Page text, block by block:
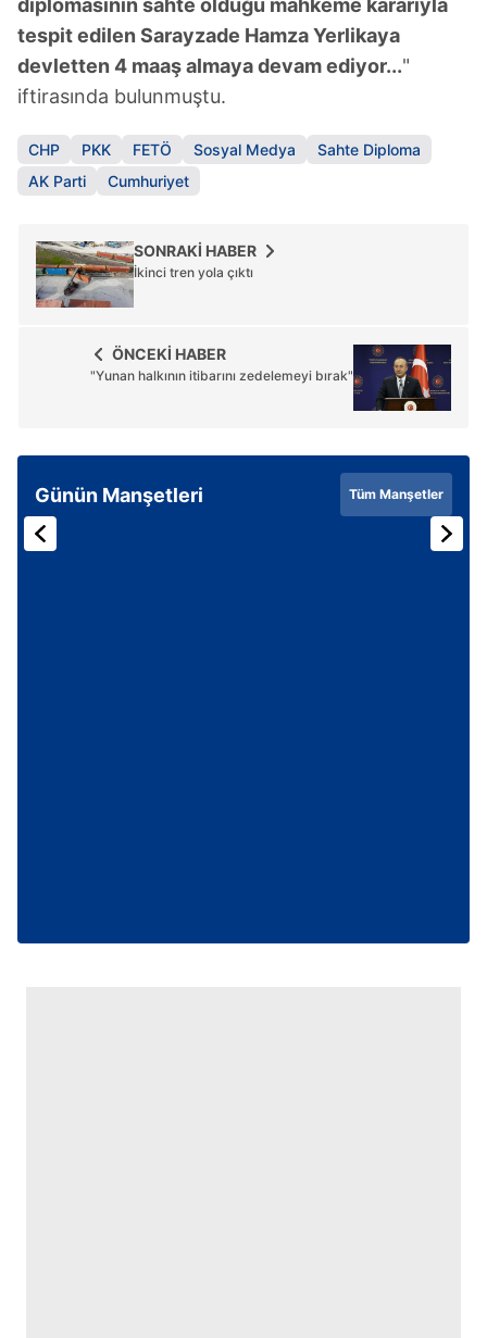
hazırlanmış Aydınlatma Metnimizi okumak ve sitemizde
ilgili mevzuata uygun olarak kullanılan çerezlerle ilgili bilgi
almak için lütfentıklayınız.
diplomasının sahte olduğu mahkeme kararıyla
tespit edilen Sarayzade Hamza Yerlikaya
devletten 4 maaş almaya devam ediyor..."
iftirasında bulunmuştu.
CHP PKK FETÖ Sosyal Medya
Sahte Diploma
AK Parti
Cumhuriyet
SONRAKİ HABER
İkinci tren yola çıktı
ÖNCEKİ HABER
"Yunan halkının itibarını zedelemeyi bırak"
Günün Manşetleri Tüm Manşetler